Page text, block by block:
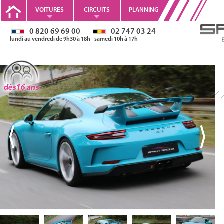
VOITURES CIRCUITS PLANNING
0 820 69 69 00 02 747 03 24
lundi au vendredi de 9h30 à 18h - samedi 10h à 17h